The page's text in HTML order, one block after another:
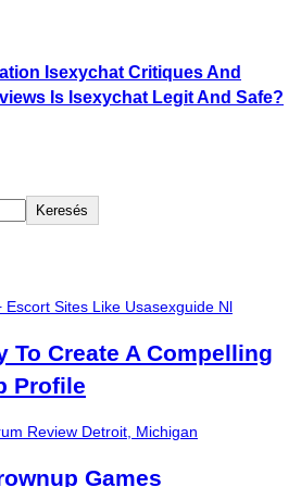
Isexychat Critiques And
Is Isexychat Legit And Safe?
Keresés
Escort Sites Like Usasexguide Nl
To Create A Compelling
Profile
Review Detroit, Michigan
Games